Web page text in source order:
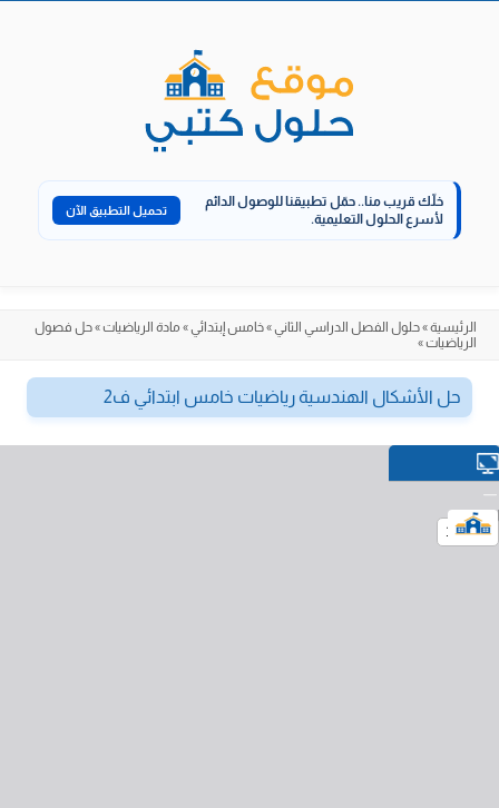
خلّك قريب منا.. حمّل تطبيقنا للوصول الدائم
لأسرع الحلول التعليمية.
تحميل التطبيق الآن
الرئيسية»حلول الفصل الدراسي الثاني»خامس إبتدائي» مادة الرياضيات»حل فصول
الرياضيات»
حل الأشكال الهندسية رياضيات خامس ابتدائي ف2